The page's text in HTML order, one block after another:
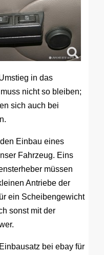
in das
nicht so bleiben;
sich auch bei
Einbau eines
Fahrzeug. Eins
müssen
Antriebe der
ein Scheibengewicht
sonst mit der
bei ebay für